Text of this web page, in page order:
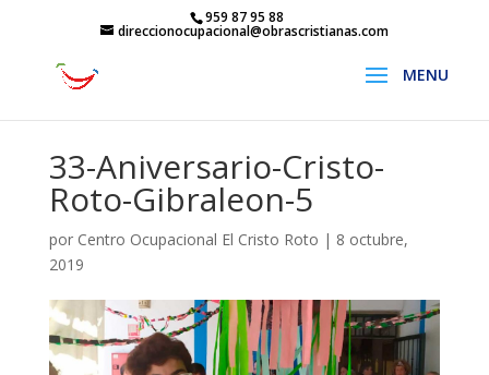
959 87 95 88
direccionocupacional@obrascristianas.com
33-Aniversario-Cristo-
Roto-Gibraleon-5
por Centro Ocupacional El Cristo Roto | 8 octubre,
2019